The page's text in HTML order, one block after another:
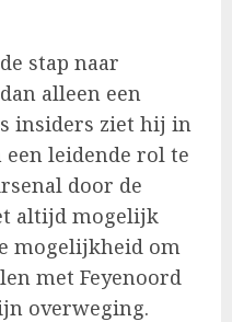
stap naar
alleen een
insiders ziet hij in
een leidende rol te
door de
altijd mogelijk
mogelijkheid om
met Feyenoord
overweging.